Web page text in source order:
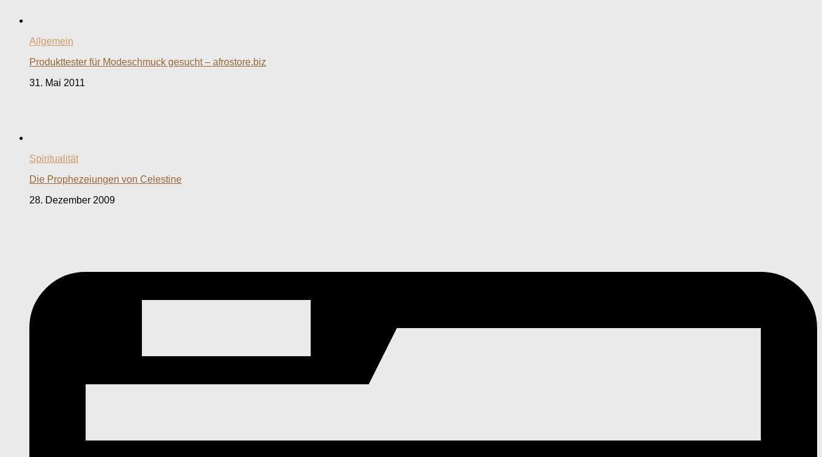
Allgemein
Produkttester für Modeschmuck gesucht – afrostore.biz
31. Mai 2011
Spiritualität
Die Prophezeiungen von Celestine
28. Dezember 2009